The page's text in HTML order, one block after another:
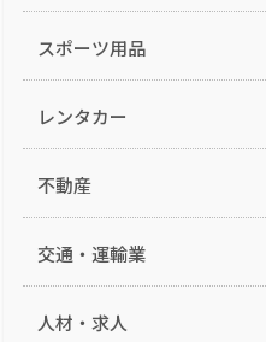
スポーツ用品
レンタカー
不動産
交通・運輸業
人材・求人